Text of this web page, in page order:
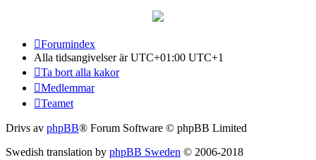
Forumindex
Alla tidsangivelser är UTC+01:00 UTC+1
Ta bort alla kakor
Medlemmar
Teamet
Drivs av phpBB® Forum Software © phpBB Limited
Swedish translation by phpBB Sweden © 2006-2018